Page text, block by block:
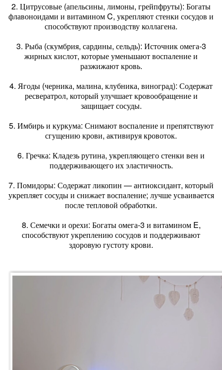
2. Цитрусовые (апельсины, лимоны, грейпфруты): Богаты
флавоноидами и витамином C, укрепляют стенки сосудов и
способствуют производству коллагена.
3. Рыба (скумбрия, сардины, сельдь): Источник омега-3
жирных кислот, которые уменьшают воспаление и
разжижают кровь.
4. Ягоды (черника, малина, клубника, виноград): Содержат
ресвератрол, который улучшает кровообращение и
защищает сосуды.
5. Имбирь и куркума: Снимают воспаление и препятствуют
сгущению крови, активируя кровоток.
6. Гречка: Кладезь рутина, укрепляющего стенки вен и
поддерживающего их эластичность.
7. Помидоры: Содержат ликопин — антиоксидант, который
укрепляет сосуды и снижает воспаление; лучше усваивается
после тепловой обработки.
8. Семечки и орехи: Богаты омега-3 и витамином E,
способствуют укреплению сосудов и поддерживают
здоровую густоту крови.